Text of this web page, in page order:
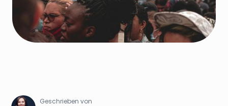
Geschrieben von